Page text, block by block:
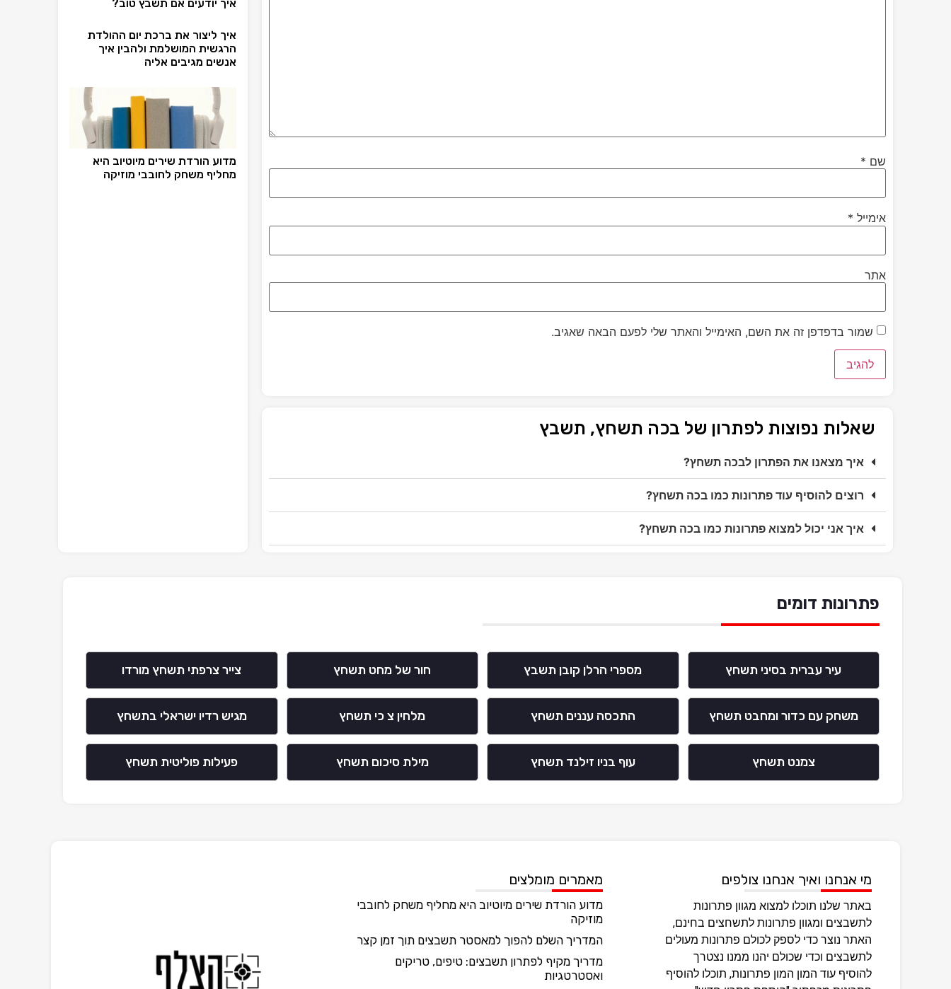
שם *
אימייל *
אתר
שמור בדפדפן זה את השם, האימייל והאתר שלי לפעם הבאה שאגיב.
שאלות נפוצות לפתרון של בכה תשחץ, תשבץ
איך מצאנו את הפתרון לבכה תשחץ?
רוצים להוסיף עוד פתרונות כמו בכה תשחץ?
איך אני יכול למצוא פתרונות כמו בכה תשחץ?
איך יודעים אם תשבץ טוב?
איך ליצור את ברכת יום ההולדת
הרגשית המושלמת ולהבין איך
אנשים מגיבים אליה
מדוע הורדת שירים מיוטיוב היא
מחליף משחק לחובבי מוזיקה
פתרונות דומים
עיר עברית בסיני תשחץ מספרי הרלן קובן תשבץ חור של מחט תשחץ צייר צרפתי תשחץ מורדו
משחק עם כדור ומחבט תשחץ התכסה עננים תשחץ מלחין צ כי תשחץ מגיש רדיו ישראלי בתשחץ
צמנט תשחץ עוף בניו זילנד תשחץ מילת סיכום תשחץ פעילות פוליטית תשחץ
מי אנחנו ואיך אנחנו צולפים
באתר שלנו תוכלו למצוא מגוון פתרונות
לתשבצים ומגוון פתרונות לתשחצים בחינם,
האתר נוצר כדי לספק לכולם פתרונות מעולים
לתשבצים וכדי שכולם יהנו ממנו נצטרך
להוסיף עוד המון המון פתרונות, תוכלו להוסיף
מאמרים מומלצים
מדוע הורדת שירים מיוטיוב היא מחליף משחק לחובבי
מוזיקה
המדריך השלם להפוך למאסטר תשבצים תוך זמן קצר
מדריך מקיף לפתרון תשבצים: טיפים, טריקים
ואסטרטגיות